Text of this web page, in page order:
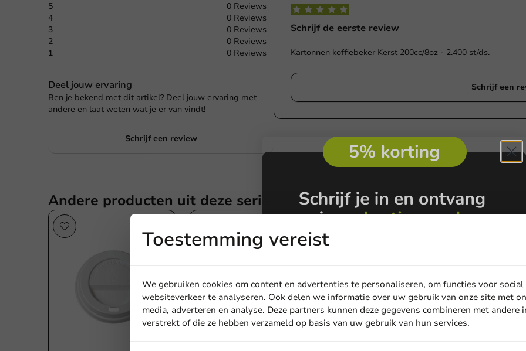
5
0 Reviews
4
0 Reviews
3
0 Reviews
2
0 Reviews
1
0 Reviews
Deel jouw ervaring
Ben je bekend met dit artikel? Deel jouw ervaring met
andere en laat weten wat je er van vindt!
Schrijf een review
Schrijf de eerste review
Kartonnen koffiebeker Kerst 200cc/8oz - 2.400 st/ds.
Schrijf een
Andere producten uit deze serie
Toestemming vereist
We gebruiken cookies om content en advertenties te personaliseren, om functies voor social
websiteverkeer te analyseren. Ook delen we informatie over uw gebruik van onze site met
media, adverteren en analyse. Deze partners kunnen deze gegevens combineren met andere
verstrekt of die ze hebben verzameld op basis van uw gebruik van hun services.
Email